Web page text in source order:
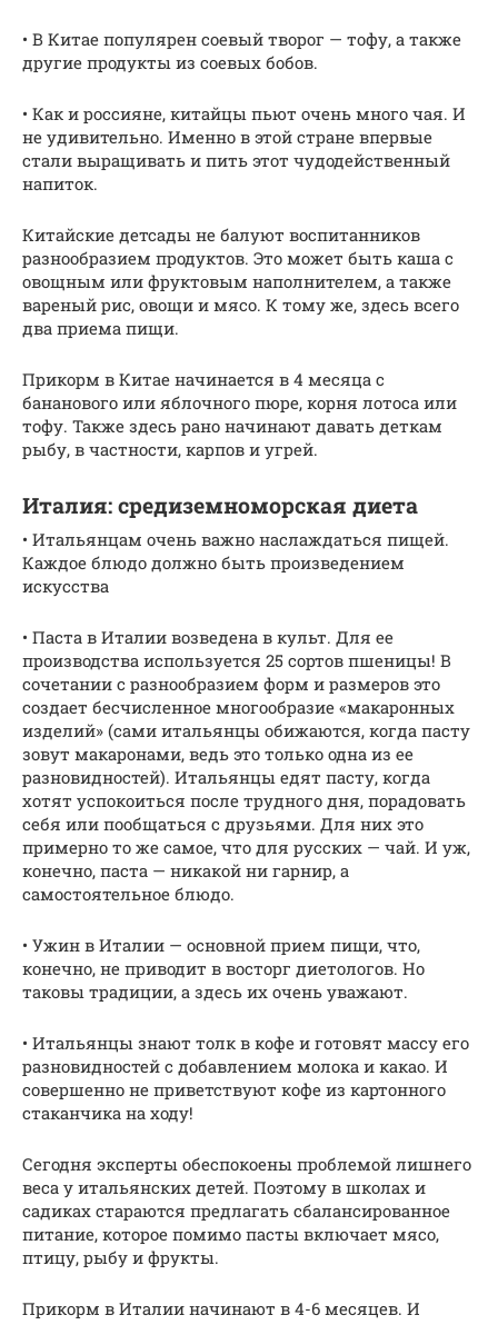
• В Китае популярен соевый творог — тофу, а также
другие продукты из соевых бобов.
• Как и россияне, китайцы пьют очень много чая. И
не удивительно. Именно в этой стране впервые
стали выращивать и пить этот чудодейственный
напиток.
Китайские детсады не балуют воспитанников
разнообразием продуктов. Это может быть каша с
овощным или фруктовым наполнителем, а также
вареный рис, овощи и мясо. К тому же, здесь всего
два приема пищи.
Прикорм в Китае начинается в 4 месяца с
бананового или яблочного пюре, корня лотоса или
тофу. Также здесь рано начинают давать деткам
рыбу, в частности, карпов и угрей.
Италия: средиземноморская диета
• Итальянцам очень важно наслаждаться пищей.
Каждое блюдо должно быть произведением
искусства
• Паста в Италии возведена в культ. Для ее
производства используется 25 сортов пшеницы! В
сочетании с разнообразием форм и размеров это
создает бесчисленное многообразие «макаронных
изделий» (сами итальянцы обижаются, когда пасту
зовут макаронами, ведь это только одна из ее
разновидностей). Итальянцы едят пасту, когда
хотят успокоиться после трудного дня, порадовать
себя или пообщаться с друзьями. Для них это
примерно то же самое, что для русских — чай. И уж,
конечно, паста — никакой ни гарнир, а
самостоятельное блюдо.
• Ужин в Италии — основной прием пищи, что,
конечно, не приводит в восторг диетологов. Но
таковы традиции, а здесь их очень уважают.
• Итальянцы знают толк в кофе и готовят массу его
разновидностей с добавлением молока и какао. И
совершенно не приветствуют кофе из картонного
стаканчика на ходу!
Сегодня эксперты обеспокоены проблемой лишнего
веса у итальянских детей. Поэтому в школах и
садиках стараются предлагать сбалансированное
питание, которое помимо пасты включает мясо,
птицу, рыбу и фрукты.
Прикорм в Италии начинают в 4-6 месяцев. И